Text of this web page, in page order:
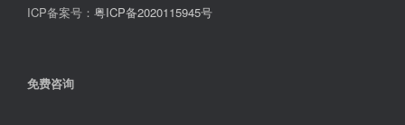
ICP备案号： 粤ICP备2020115945号
免费咨询